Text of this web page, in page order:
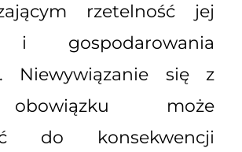
rzetelność jej
i gospodarowania
Niewywiązanie się z
może
do konsekwencji